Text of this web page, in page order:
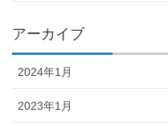
アーカイブ
2024年1月
2023年1月